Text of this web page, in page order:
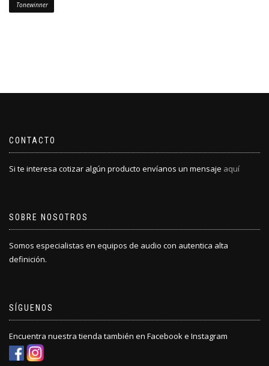
Tonewinner
CONTACTO
Si te interesa cotizar algún producto envíanos un mensaje aquí
SOBRE NOSOTROS
Somos especialistas en equipos de audio con autentica alta
definición.
SÍGUENOS
Encuentra nuestra tienda también en Facebook e Instagram